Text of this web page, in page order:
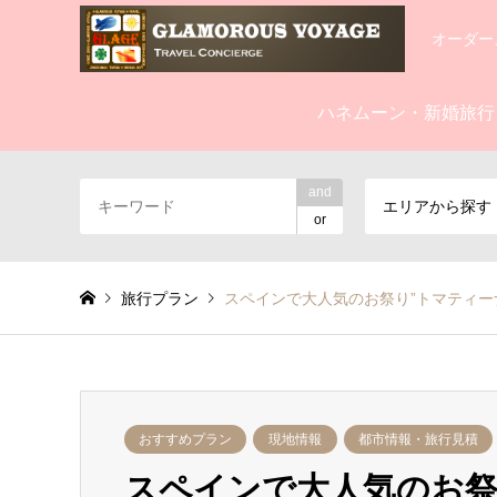
オーダ
ハネムーン・新婚旅行
and
or
エリアから探す
旅行プラン スペインで大人気のお祭り”トマティ
おすすめプラン 現地情報 都市情報・旅行見積
スペインで大人気のお